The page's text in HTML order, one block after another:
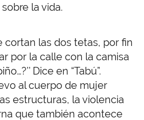
la vida.
cortan las dos tetas, por fin
por la calle con la camisa
Dice en “Tabú”.
al cuerpo de mujer
estructuras, la violencia
que también acontece